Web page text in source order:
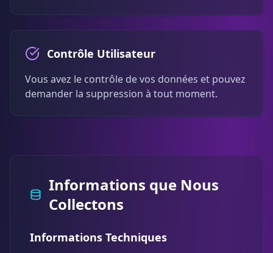
Contrôle Utilisateur
Vous avez le contrôle de vos données et pouvez
demander la suppression à tout moment.
Informations que Nous
Collectons
Informations Techniques